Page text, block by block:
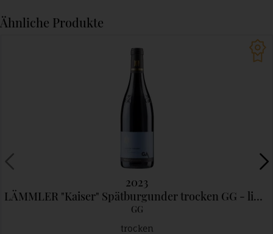
Ähnliche Produkte
2023
LÄMMLER "Kaiser" Spätburgunder trocken GG - limitiert 1Fl / Kiunde
GG
trocken